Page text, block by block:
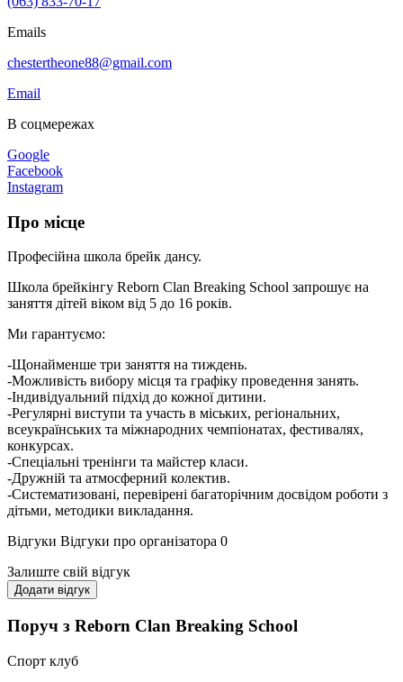
Emails
chestertheone88@gmail.com
Email
В соцмережах
Google
Facebook
Instagram
Про місце
Професійна школа брейк дансу.
Школа брейкінгу Reborn Clan Breaking School запрошує на
заняття дітей віком від 5 до 16 років.
Ми гарантуємо:
-Щонайменше три заняття на тиждень.
-Можливість вибору місця та графіку проведення занять.
-Індивідуальний підхід до кожної дитини.
-Регулярні виступи та участь в міських, регіональних,
всеукраїнських та міжнародних чемпіонатах, фестивалях,
конкурсах.
-Спеціальні тренінги та майстер класи.
-Дружній та атмосферний колектив.
-Систематизовані, перевірені багаторічним досвідом роботи з
дітьми, методики викладання.
Відгуки Відгуки про організатора 0
Залиште свій відгук
Додати відгук
Поруч з Reborn Clan Breaking School
Спорт клуб